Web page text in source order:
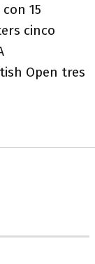
15
cinco
Open tres